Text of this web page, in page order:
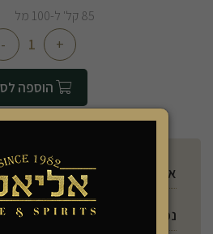
85 קל' ל-100 מל
+
-
ארץ ייצור
נפח